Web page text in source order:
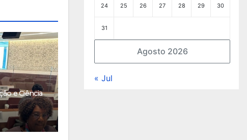
e Ciência
Agosto 2026
24 25 26 27 28 29 30
31
« Jul